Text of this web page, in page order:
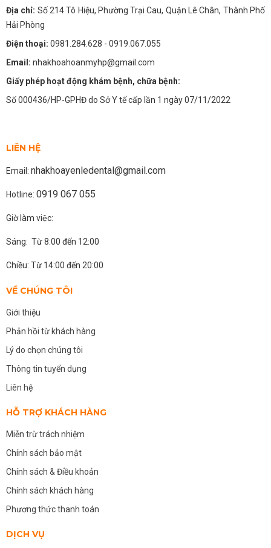
Địa chỉ: Số 214 Tô Hiệu, Phường Trại Cau, Quận Lê Chân, Thành Phố
Hải Phòng
Điện thoại: 0981.284.628 - 0919.067.055
Email: nhakhoahoanmyhp@gmail.com
Giấy phép hoạt động khám bệnh, chữa bệnh:
Số 000436/HP-GPHĐ do Sở Y tế cấp lần 1 ngày 07/11/2022
LIÊN HỆ
Email: nhakhoayenledental@gmail.com
Hotline: 0919 067 055
Giờ làm việc:
Sáng: Từ 8:00 đến 12:00
Chiều: Từ 14:00 đến 20:00
VỀ CHÚNG TÔI
Giới thiệu
Phản hồi từ khách hàng
Lý do chọn chúng tôi
Thông tin tuyển dụng
Liên hệ
HỖ TRỢ KHÁCH HÀNG
Miễn trừ trách nhiệm
Chính sách bảo mật
Chính sách & Điều khoản
Chính sách khách hàng
Phương thức thanh toán
DỊCH VỤ